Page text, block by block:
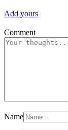
Add yours
Comment
Name